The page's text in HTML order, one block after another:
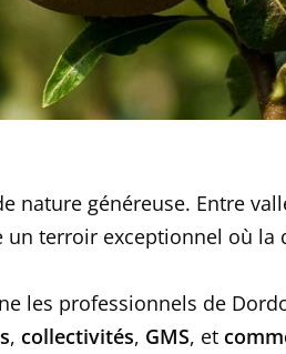
généreuse. Entre
un terroir exceptionnel où la
les professionnels de
, collectivités, GMS, et